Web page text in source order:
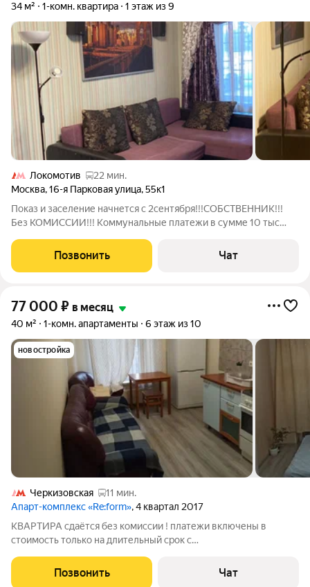
34 м² 1-комн. квартира 1 этаж из 9
Локомотив
22 мин.
Москва,16-я Парковая улица,55к1
Показ и заселение начнется с 2сентября!!!СОБСТВЕННИК!!!
Без КОМИССИИ!!! Коммунальные платежи в сумме 10 тыс
на маршрутке 5 минут .Остановка рядом с домом .Отличная
квартира у торгового центра
Позвонить Чат
77 000 ₽ в месяц
40 м² 1-комн. апартаменты 6 этаж из 10
новостройка
Черкизовская
11 мин.
Апарт-комплекс «Re:form», 4 квартал 2017
КВАРТИРА сдаётся без комиссии ! платежи включены в
стоимость только на длительный срок с
инфраструктура фитнес магазины и др на территории. Не
агенство
Позвонить Чат